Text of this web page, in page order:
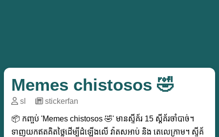
Memes chistosos 🤣
sl stickerfan
📦 កញ្ចប់ 'Memes chistosos 🤣' មានស្ទីគ័រ 15 ស្តីគ័រចាំបាច់។
ទាញយកឥតគិតថ្លៃដើម្បីដំឡើងលើ វ៉ាតសអាប់ និង តេលេក្រាម។ ស្ទីគ័